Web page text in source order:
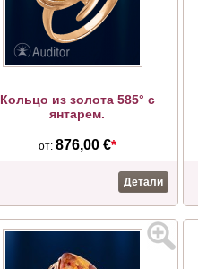
Кольцо из золота 585° с
янтарем.
от: 876,00 €*
Детали